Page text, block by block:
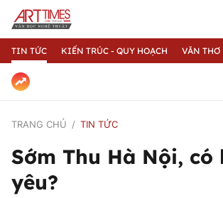
TIN TỨC KIẾN TRÚC - QUY HOẠCH VĂN THƠ
TRANG CHỦ TIN TỨC
Sớm Thu Hà Nội, có
yêu?